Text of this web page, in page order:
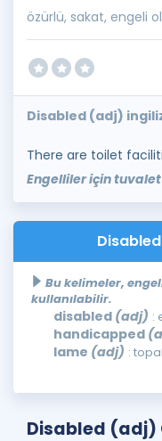
özürlü, sakat, engeli
Disabled (adj)
There are toilet
Engelliler için
Bu kelimeler,
kullanılabilir.
disabled (adj) :
handicapped
lame (adj) :
Disabled